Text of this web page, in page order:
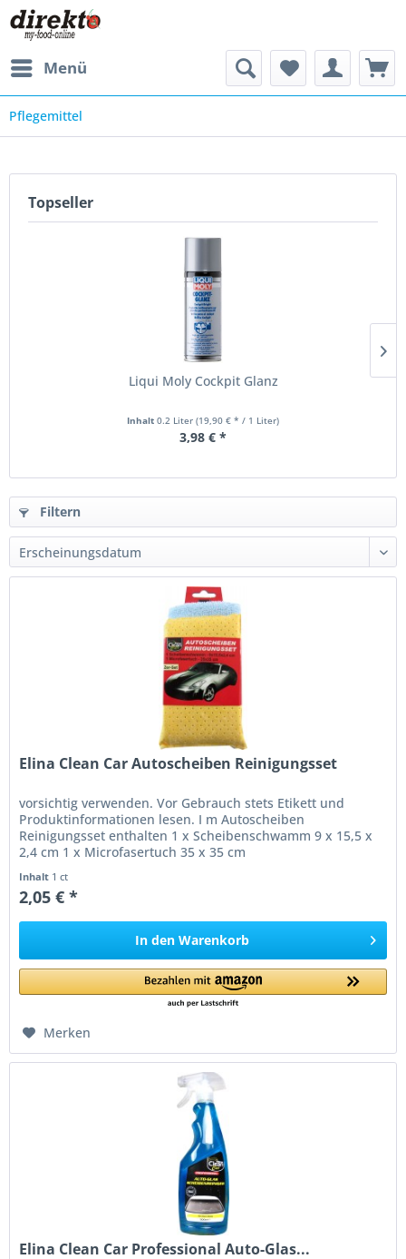
Menü
Pflegemittel
Topseller
Liqui Moly Cockpit Glanz
Inhalt 0.2 Liter (19,90 € * / 1 Liter)
3,98 € *
Filtern
Elina Clean Car Autoscheiben Reinigungsset
vorsichtig verwenden. Vor Gebrauch stets Etikett und
Produktinformationen lesen. I m Autoscheiben
Reinigungsset enthalten 1 x Scheibenschwamm 9 x 15,5 x
2,4 cm 1 x Microfasertuch 35 x 35 cm
Inhalt 1 ct
2,05 € *
In den Warenkorb
Merken
Elina Clean Car Professional Auto-Glas...